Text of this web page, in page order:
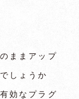
ままアップ
しょうか
効なプラグ